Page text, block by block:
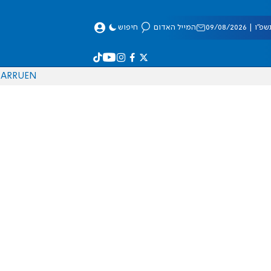
08/2026 המייל האדום חיפוש
EN
RU
AR